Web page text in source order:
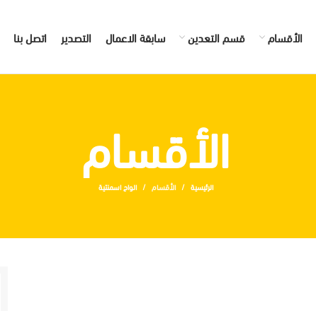
الأقسام قسم التعدين سابقة الاعمال التصدير اتصل بنا
الأقسام
الرئيسية الأقسام الواح اسمنتية